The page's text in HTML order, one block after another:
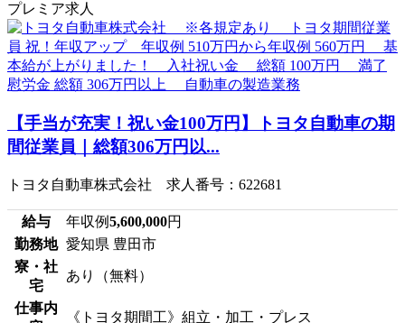
プレミア求人
【手当が充実！祝い金100万円】トヨタ自動車の期
間従業員｜総額306万円以...
トヨタ自動車株式会社 求人番号：622681
給与 年収例5,600,000円
勤務地 愛知県 豊田市
寮・社
宅
あり（無料）
仕事内
《トヨタ期間工》組立・加工・プレス